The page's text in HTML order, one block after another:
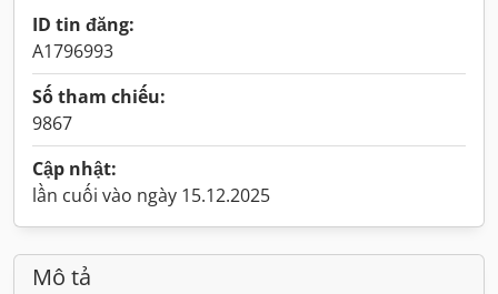
ID tin đăng:
A1796993
Số tham chiếu:
9867
Cập nhật:
lần cuối vào ngày 15.12.2025
Mô tả